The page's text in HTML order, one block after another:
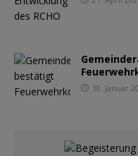
30. Januar